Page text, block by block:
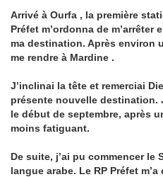
Arrivé à Ourfa , la première
Préfet m’ordonna de
ma destination. Après environ
me rendre à Mardine .
J’inclinai la tête et remerciai
présente nouvelle destination.
le début de septembre, après
moins fatiguant.
De suite, j’ai pu commencer le
langue arabe. Le RP Préfet